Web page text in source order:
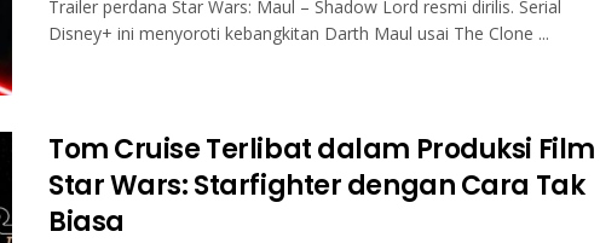
Trailer perdana Star Wars: Maul – Shadow Lord resmi dirilis. Serial
Disney+ ini menyoroti kebangkitan Darth Maul usai The Clone ...
Tom Cruise Terlibat dalam Produksi Film
Star Wars: Starfighter dengan Cara Tak
Biasa